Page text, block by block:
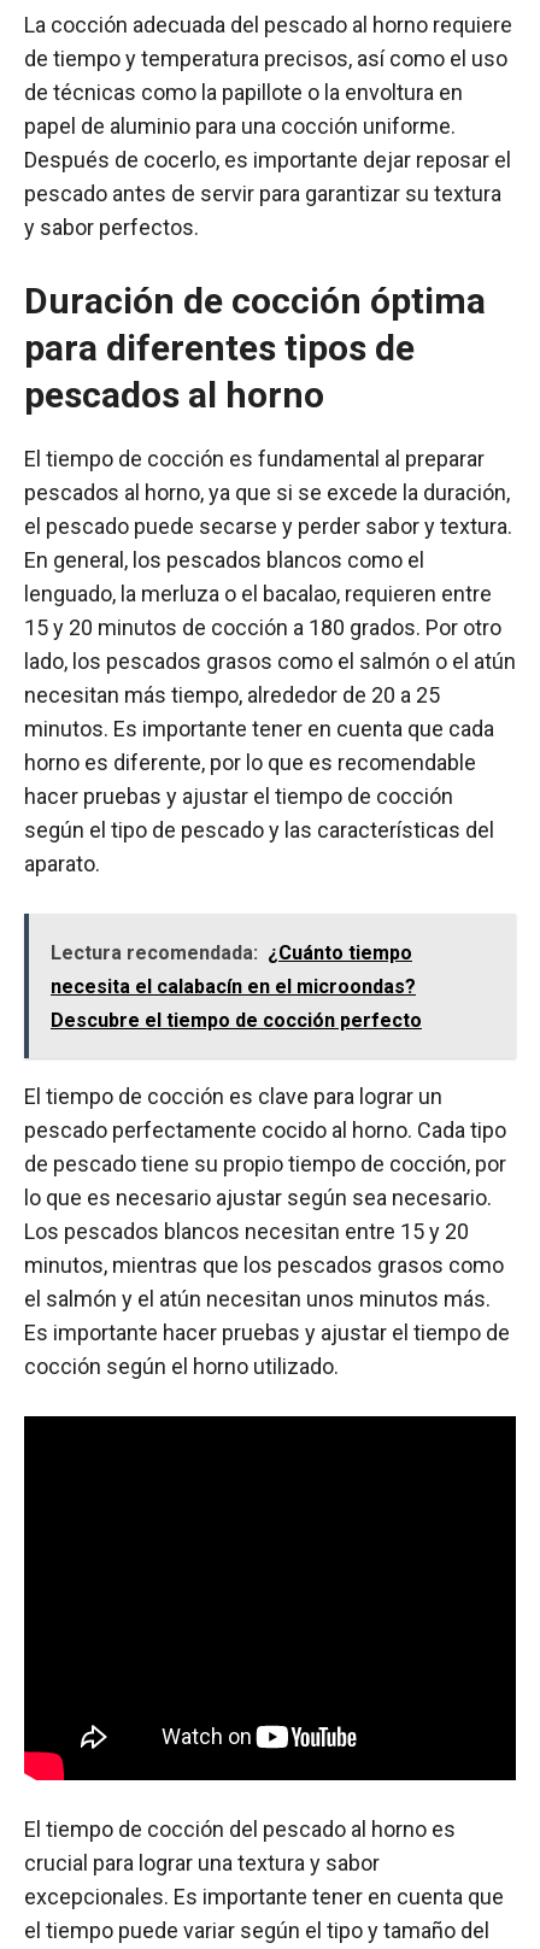
La cocción adecuada del pescado al horno requiere
de tiempo y temperatura precisos, así como el uso
de técnicas como la papillote o la envoltura en
papel de aluminio para una cocción uniforme.
Después de cocerlo, es importante dejar reposar el
pescado antes de servir para garantizar su textura
y sabor perfectos.
Duración de cocción óptima
para diferentes tipos de
pescados al horno
El tiempo de cocción es fundamental al preparar
pescados al horno, ya que si se excede la duración,
el pescado puede secarse y perder sabor y textura.
En general, los pescados blancos como el
lenguado, la merluza o el bacalao, requieren entre
15 y 20 minutos de cocción a 180 grados. Por otro
lado, los pescados grasos como el salmón o el atún
necesitan más tiempo, alrededor de 20 a 25
minutos. Es importante tener en cuenta que cada
horno es diferente, por lo que es recomendable
hacer pruebas y ajustar el tiempo de cocción
según el tipo de pescado y las características del
aparato.
Lectura recomendada: ¿Cuánto tiempo
necesita el calabacín en el microondas?
Descubre el tiempo de cocción perfecto
El tiempo de cocción es clave para lograr un
pescado perfectamente cocido al horno. Cada tipo
de pescado tiene su propio tiempo de cocción, por
lo que es necesario ajustar según sea necesario.
Los pescados blancos necesitan entre 15 y 20
minutos, mientras que los pescados grasos como
el salmón y el atún necesitan unos minutos más.
Es importante hacer pruebas y ajustar el tiempo de
cocción según el horno utilizado.
El tiempo de cocción del pescado al horno es
crucial para lograr una textura y sabor
excepcionales. Es importante tener en cuenta que
el tiempo puede variar según el tipo y tamaño del